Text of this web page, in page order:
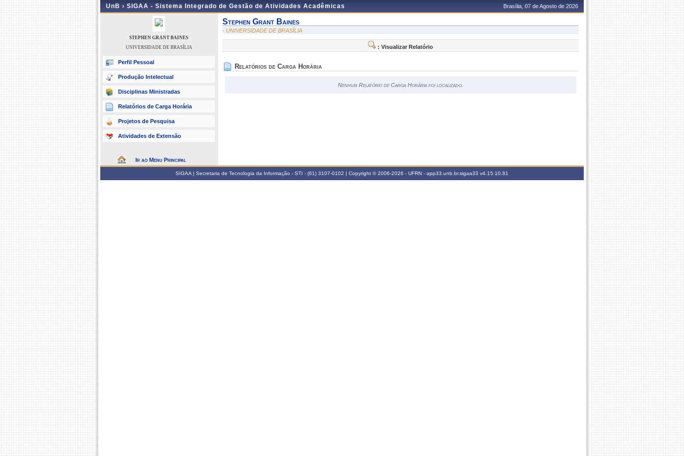
UnB › SIGAA - Sistema Integrado de Gestão de Atividades Acadêmicas Brasília, 07 de Agosto de 2026
STEPHEN GRANT BAINES
UNIVERSIDADE DE BRASÍLIA
Perfil Pessoal
Produção Intelectual
Disciplinas Ministradas
Relatórios de Carga Horária
Projetos de Pesquisa
Atividades de Extensão
Ir ao Menu Principal
Stephen Grant Baines
- UNIVERSIDADE DE BRASÍLIA
: Visualizar Relatório
Relatórios de Carga Horária
Nenhum Relatório de Carga Horária foi localizado.
SIGAA | Secretaria de Tecnologia da Informação - STI - (61) 3107-0102 | Copyright © 2006-2026 - UFRN - app33.unb.br.sigaa33 v4.15.10.81